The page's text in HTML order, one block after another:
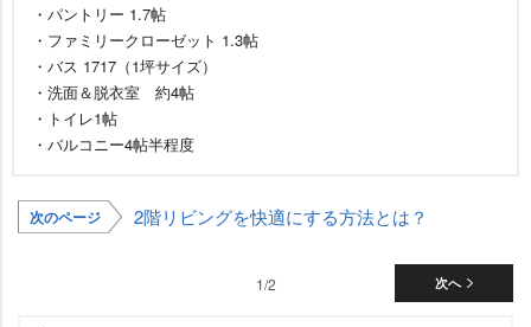
・パントリー 1.7帖
・ファミリークローゼット 1.3帖
・バス 1717（1坪サイズ）
・洗面＆脱衣室 約4帖
・トイレ1帖
・バルコニー4帖半程度
次のページ 2階リビングを快適にする方法とは？
次へ
1/2